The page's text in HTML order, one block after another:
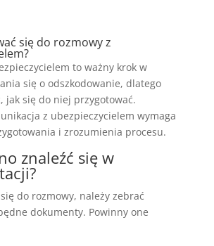
się do rozmowy z
to ważny krok w
się o odszkodowanie, dlatego
jak się do niej przygotować.
z ubezpieczycielem wymaga
i zrozumienia procesu.
znaleźć się w
do rozmowy, należy zebrać
dokumenty. Powinny one